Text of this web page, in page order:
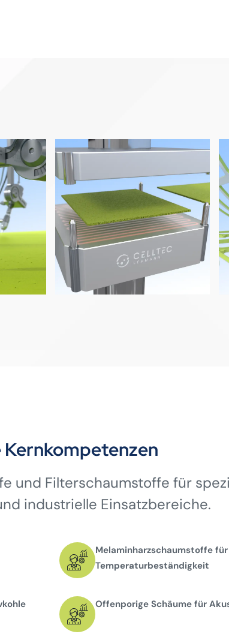
Kernkompetenzen
und Filterschaumstoffe für
industrielle Einsatzbereiche.
Melaminharzschaumstoffe
Temperaturbeständigkeit
Offenporige Schäume für